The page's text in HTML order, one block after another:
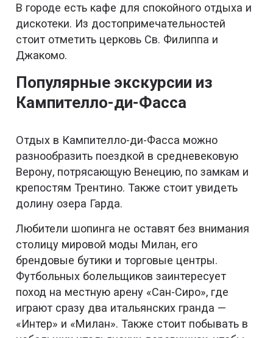
В городе есть кафе для спокойного отдыха и
дискотеки. Из достопримечательностей
стоит отметить церковь Св. Филиппа и
Джакомо.
Популярные экскурсии из
Кампителло-ди-Фасса
Отдых в Кампителло-ди-Фасса можно
разнообразить поездкой в средневековую
Верону, потрясающую Венецию, по замкам и
крепостям Трентино. Также стоит увидеть
долину озера Гарда.
Любители шопинга не оставят без внимания
столицу мировой моды Милан, его
брендовые бутики и торговые центры.
Футбольных болельщиков заинтересует
поход на местную арену «Сан-Сиро», где
играют сразу два итальянских гранда —
«Интер» и «Милан». Также стоит побывать в